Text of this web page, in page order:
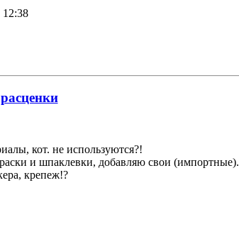
кот. не используются?!
и шпаклевки, добавляю свои (импортные).
крепеж!?